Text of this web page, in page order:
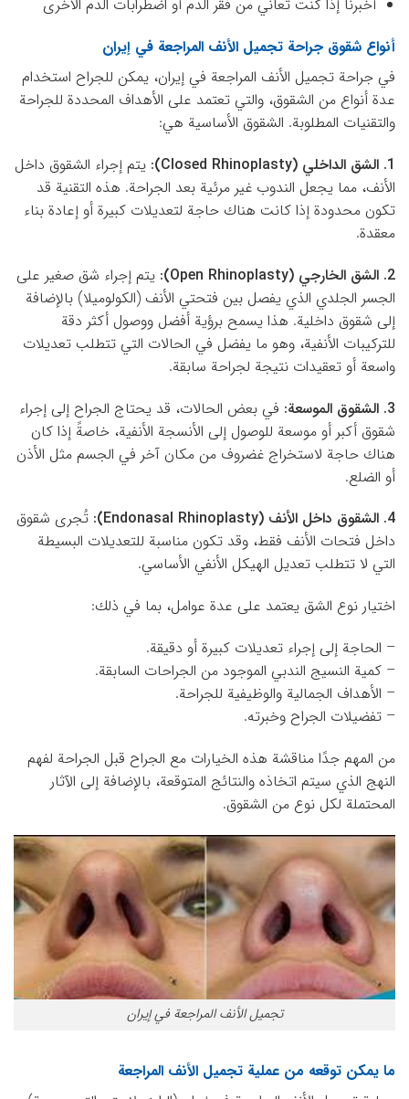
أخبرنا إذا كنت تعاني من فقر الدم أو اضطرابات الدم الأخرى
أنواع شقوق جراحة تجميل الأنف المراجعة في إيران
في جراحة تجميل الأنف المراجعة في إيران، يمكن للجراح استخدام
عدة أنواع من الشقوق، والتي تعتمد على الأهداف المحددة للجراحة
والتقنيات المطلوبة. الشقوق الأساسية هي:
1. الشق الداخلي (Closed Rhinoplasty):
يتم إجراء الشقوق داخل
الأنف، مما يجعل الندوب غير مرئية بعد الجراحة. هذه التقنية قد
تكون محدودة إذا كانت هناك حاجة لتعديلات كبيرة أو إعادة بناء
معقدة.
2. الشق الخارجي (Open Rhinoplasty):
يتم إجراء شق صغير على
الجسر الجلدي الذي يفصل بين فتحتي الأنف (الكولوميلا) بالإضافة
إلى شقوق داخلية. هذا يسمح برؤية أفضل ووصول أكثر دقة
للتركيبات الأنفية، وهو ما يفضل في الحالات التي تتطلب تعديلات
واسعة أو تعقيدات نتيجة لجراحة سابقة.
3. الشقوق الموسعة:
في بعض الحالات، قد يحتاج الجراح إلى إجراء
شقوق أكبر أو موسعة للوصول إلى الأنسجة الأنفية، خاصةً إذا كان
هناك حاجة لاستخراج غضروف من مكان آخر في الجسم مثل الأذن
أو الضلع.
4. الشقوق داخل الأنف (Endonasal Rhinoplasty):
تُجرى شقوق
داخل فتحات الأنف فقط، وقد تكون مناسبة للتعديلات البسيطة
التي لا تتطلب تعديل الهيكل الأنفي الأساسي.
اختيار نوع الشق يعتمد على عدة عوامل، بما في ذلك:
– الحاجة إلى إجراء تعديلات كبيرة أو دقيقة.
– كمية النسيج الندبي الموجود من الجراحات السابقة.
– الأهداف الجمالية والوظيفية للجراحة.
– تفضيلات الجراح وخبرته.
من المهم جدًا مناقشة هذه الخيارات مع الجراح قبل الجراحة لفهم
النهج الذي سيتم اتخاذه والنتائج المتوقعة، بالإضافة إلى الآثار
المحتملة لكل نوع من الشقوق.
تجميل الأنف المراجعة في إيران
ما يمكن توقعه من عملية تجميل الأنف المراجعة